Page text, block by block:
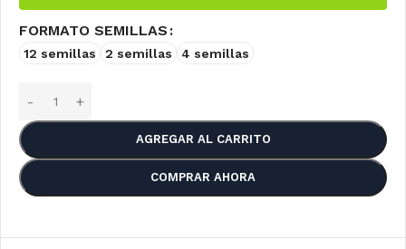
FORMATO SEMILLAS
12 semillas 2 semillas 4 semillas
AGREGAR AL CARRITO
COMPRAR AHORA